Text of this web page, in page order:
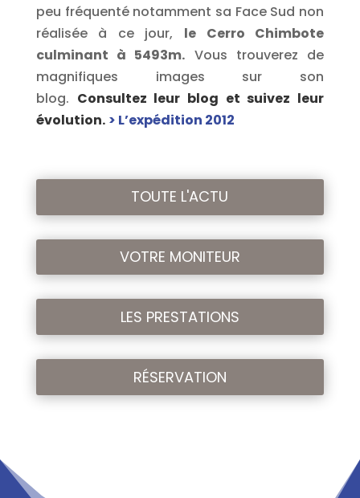
peu fréquenté notamment sa Face Sud non
réalisée à ce jour, le Cerro Chimbote
culminant à 5493m. Vous trouverez de
magnifiques images sur son
blog. Consultez leur blog et suivez leur
évolution. > L’expédition 2012
TOUTE L'ACTU
VOTRE MONITEUR
LES PRESTATIONS
RÉSERVATION